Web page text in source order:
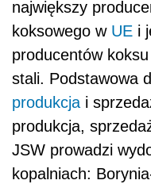
największy
koksowego w UE i
producentów
stali. Podstawowa
produkcja i
produkcja,
JSW prowadzi
kopalniach: